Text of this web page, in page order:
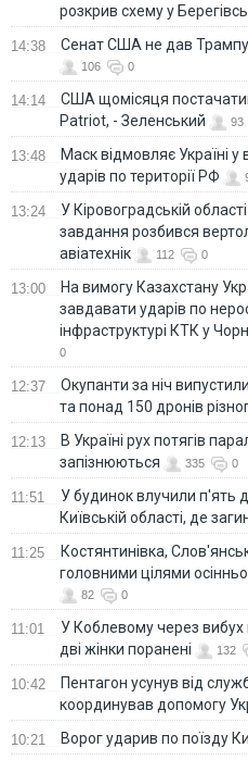
розкрив схему у
14:38 Сенат США не дав Трампу
106 0
14:14
США щомісяця
Patriot, - Зеленський
93
13:48
Маск відмовляє Україні
ударів по території РФ
13:24
У Кіровоградській
завдання розбився
авіатехнік
112 0
13:00
На вимогу Казахстану
завдавати ударів по
інфраструктурі КТК у
0
12:37
Окупанти за ніч
та понад 150 дронів
12:13
В Україні рух потягів
запізнюються
335 0
11:51
У будинок влучили п'ять
Київській області, де
11:25
Костянтинівка,
головними цілями
82 0
11:01
У Коблевому через вибух
дві жінки поранені
132
10:42
Пентагон усунув від
координував допомогу
10:21 Ворог ударив по поїзду